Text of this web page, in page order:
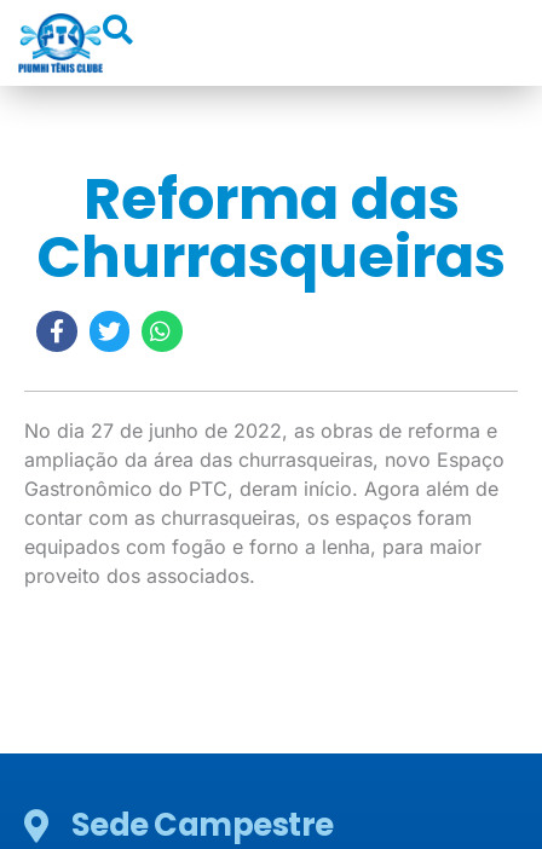
Reforma das
Churrasqueiras
No dia 27 de junho de 2022, as obras de reforma e
ampliação da área das churrasqueiras, novo Espaço
Gastronômico do PTC, deram início. Agora além de
contar com as churrasqueiras, os espaços foram
equipados com fogão e forno a lenha, para maior
proveito dos associados.
Sede Campestre